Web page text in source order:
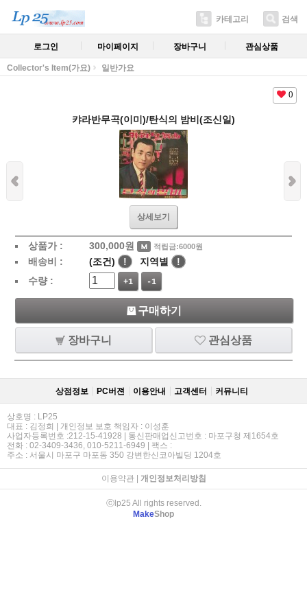
카테고리 검색
로그인 마이페이지 장바구니 관심상품
Collector's Item(가요) 일반가요
0
캬라반무곡(이미)/탄식의 밤비(조신일)
상세보기
상품가 : 300,000원 적립금:6000원
배송비 : (조건) ! 지역별
!
수량 :
+1 -1
구매하기
장바구니 관심상품
상점정보 PC버젼 이용안내 고객센터 커뮤니티
상호명 : LP25
대표 : 김정희 | 개인정보 보호 책임자 : 이성훈
사업자등록번호 :212-15-41928 | 통신판매업신고번호 : 마포구청 제1654호
전화 : 02-3409-3436, 010-5211-6949 | 팩스 :
주소 : 서울시 마포구 마포동 350 강변한신코아빌딩 1204호
이용약관| 개인정보처리방침
ⓒlp25 All rights reserved.
MakeShop